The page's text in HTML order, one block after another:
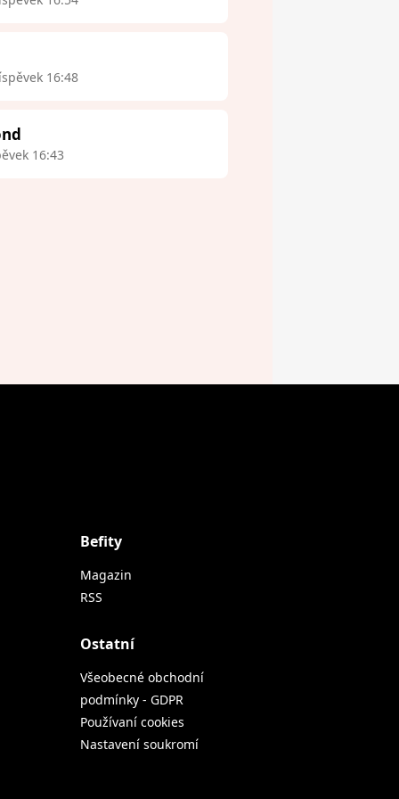
16:48
16:43
Befity
Magazin
RSS
Ostatní
Všeobecné obchodní
podmínky - GDPR
Používaní cookies
Nastavení soukromí